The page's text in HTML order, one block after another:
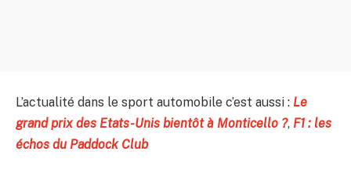
L’actualité dans le sport automobile c’est aussi : Le
grand prix des Etats-Unis bientôt à Monticello ?, F1 : les
échos du Paddock Club